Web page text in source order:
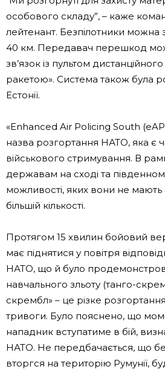
особового складу”, – каже
лейтенант. Безпілотники можна
40 км. Передавач перешкод
зв’язок із пультом
ракетою». Система також була
Естонії.
«Enhanced Air Policing South
назва розгортання НАТО, яка є
військового стримування. В
державам на сході та
можливості, яких вони не мають
більшій кількості.
Протягом 15 хвилин бойовий
має піднятися у повітря
НАТО, що й було
навчального зльоту (танго-
скрембл» – це різке
тривоги. Було пояснено, що
нападник вступатиме в бій,
НАТО. Не передбачається, що
вторгся на територію Румунії,